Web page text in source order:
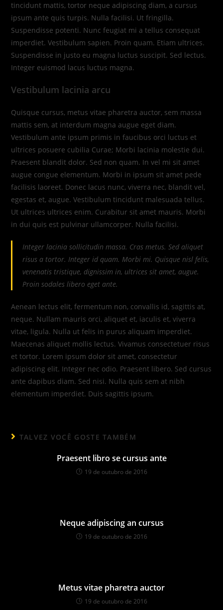
tincidunt mattis, tortor neque adipiscing diam, a cursus
ipsum ante quis turpis. Nulla facilisi. Ut fringilla.
Suspendisse potenti. Nunc feugiat mi a tellus consequat
imperdiet. Vestibulum sapien. Proin quam. Etiam ultrices.
Suspendisse in justo eu magna luctus suscipit. Sed lectus.
Integer euismod lacus luctus magna.
Vestibulum lacinia arcu
Quisque cursus, metus vitae pharetra auctor, sem massa
mattis sem, at interdum magna augue eget diam.
Vestibulum ante ipsum primis in faucibus orci luctus et
ultrices posuere cubilia Curae; Morbi lacinia molestie dui.
Praesent blandit dolor. Sed non quam. In vel mi sit amet
augue congue elementum. Morbi in ipsum sit amet pede
facilisis laoreet. Donec lacus nunc, viverra nec, blandit vel,
egestas et, augue. Vestibulum tincidunt malesuada tellus.
Ut ultrices ultrices enim. Curabitur sit amet mauris. Morbi
in dui quis est pulvinar ullamcorper. Nulla facilisi.
Integer lacinia sollicitudin massa. Cras metus. Sed aliquet
risus a tortor. Integer id quam. Morbi mi. Quisque nisl felis,
venenatis tristique, dignissim in, ultrices sit amet, augue.
Proin sodales libero eget ante.
Aenean lectus elit, fermentum non, convallis id, sagittis at,
neque. Nullam mauris orci, aliquet et, iaculis et, viverra
vitae, ligula. Nulla ut felis in purus aliquam imperdiet.
Maecenas aliquet mollis lectus. Vivamus consectetuer risus
et tortor. Lorem ipsum dolor sit amet, consectetur
adipiscing elit. Integer nec odio. Praesent libero. Sed cursus
ante dapibus diam. Sed nisi. Nulla quis sem at nibh
elementum imperdiet. Duis sagittis ipsum.
TALVEZ VOCÊ GOSTE TAMBÉM
Praesent libro se cursus ante
19 de outubro de 2016
Neque adipiscing an cursus
19 de outubro de 2016
Metus vitae pharetra auctor
19 de outubro de 2016